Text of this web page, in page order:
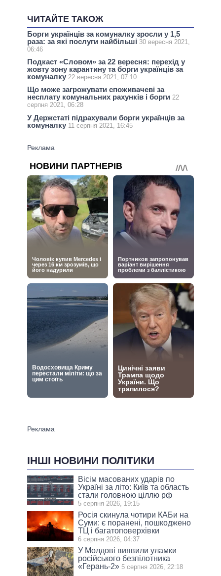
ЧИТАЙТЕ ТАКОЖ
Борги українців за комуналку зросли у 1,5
раза: за які послуги найбільші 30 вересня 2021,
06:46
Подкаст «Словом» за 22 вересня: перехід у
жовту зону карантину та борги українців за
комуналку 22 вересня 2021, 07:10
Що може загрожувати споживачеві за
несплату комунальних рахунків і борги 22
серпня 2021, 06:28
У Держстаті підрахували борги українців за
комуналку 11 серпня 2021, 16:45
ІНШІ НОВИНИ ПОЛІТИКИ
Вісім масованих ударів по
Україні за літо: Київ та область
стали головною ціллю рф
5 серпня 2026, 19:15
Росія скинула чотири КАБи на
Суми: є поранені, пошкоджено
ТЦ і багатоповерхівки
6 серпня 2026, 04:37
У Молдові виявили уламки
російського безпілотника
«Герань-2» 5 серпня 2026, 22:18